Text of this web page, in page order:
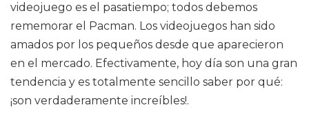
videojuego es el pasatiempo; todos debemos
rememorar el Pacman. Los videojuegos han sido
amados por los pequeños desde que aparecieron
en el mercado. Efectivamente, hoy día son una gran
tendencia y es totalmente sencillo saber por qué:
¡son verdaderamente increíbles!.